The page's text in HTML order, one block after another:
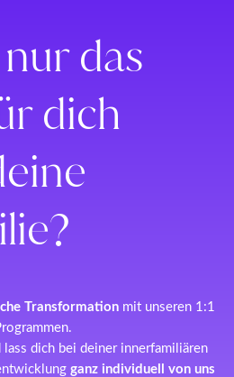
das
dich
Transformation mit unseren 1:1
lass dich bei deiner innerfamiliären
ganz individuell von uns